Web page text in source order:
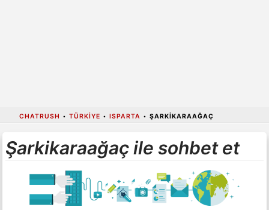
CHATRUSH • TÜRKIYE • ISPARTA • ŞARKIKARAAĞAÇ
Şarkikaraağaç ile sohbet et